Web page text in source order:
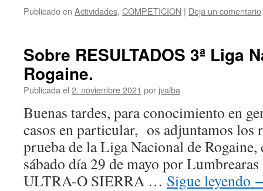
Publicado en Actividades, COMPETICION | Deja un comentario
Sobre RESULTADOS 3ª Liga
Rogaine.
Publicada el 2. noviembre 2021 por jvalba
Buenas tardes, para conocimiento en
casos en particular, os adjuntamos los
prueba de la Liga Nacional de Rogaine,
sábado día 29 de mayo por
ULTRA-O SIERRA … Sigue leyendo